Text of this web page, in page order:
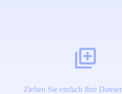
Ziehen Sie einfach Ihre